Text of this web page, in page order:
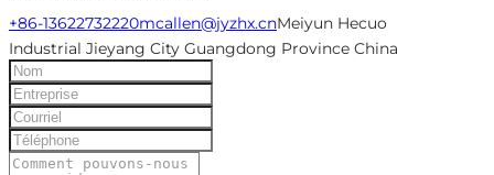
+86-13622732220mcallen@jyzhx.cnMeiyun Hecuo
Industrial Jieyang City Guangdong Province China